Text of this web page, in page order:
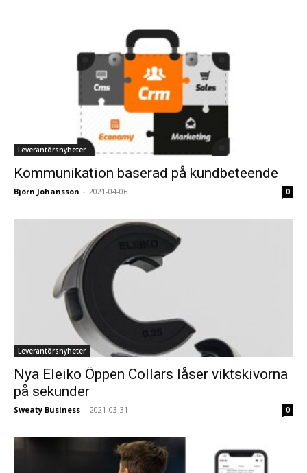
Leverantörsnyheter
Kommunikation baserad på kundbeteende
Björn Johansson - 2021-04-06 0
Leverantörsnyheter
Nya Eleiko Öppen Collars låser viktskivorna
på sekunder
Sweaty Business - 2021-03-31 0